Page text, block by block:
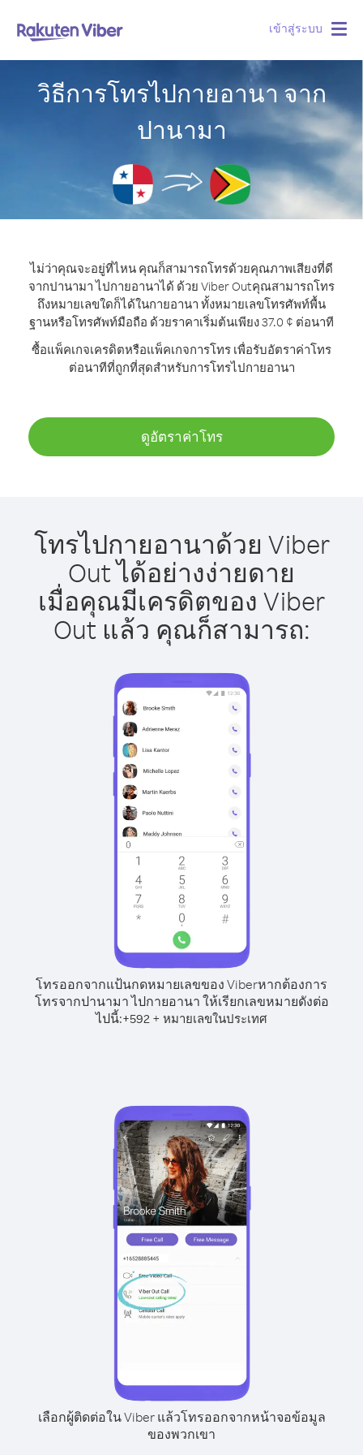
เข้าสู่ระบบ
วิธีการโทรไปกายอานา จาก
ปานามา
ไม่ว่าคุณจะอยู่ที่ไหน คุณก็สามารถโทรด้วยคุณภาพเสียงที่ดี
จากปานามา ไปกายอานาได้ ด้วย Viber Outคุณสามารถโทร
ถึงหมายเลขใดก็ได้ในกายอานา ทั้งหมายเลขโทรศัพท์พื้น
ฐานหรือโทรศัพท์มือถือ ด้วยราคาเริ่มต้นเพียง 37.0 ¢ ต่อนาที
ซื้อแพ็คเกจเครดิตหรือแพ็คเกจการโทร เพื่อรับอัตราค่าโทร
ต่อนาทีที่ถูกที่สุดสำหรับการโทรไปกายอานา
ดูอัตราค่าโทร
โทรไปกายอานาด้วย Viber
Out ได้อย่างง่ายดาย
เมื่อคุณมีเครดิตของ Viber
Out แล้ว คุณก็สามารถ:
โทรออกจากแป้นกดหมายเลขของ Viberหากต้องการ
โทรจากปานามา ไปกายอานา ให้เรียกเลขหมายดังต่อ
ไปนี้:+592 + หมายเลขในประเทศ
เลือกผู้ติดต่อใน Viber แล้วโทรออกจากหน้าจอข้อมูล
ของพวกเขา